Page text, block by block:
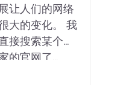
让人们的网络
大的变化。 我
接搜索某个关
官网了...